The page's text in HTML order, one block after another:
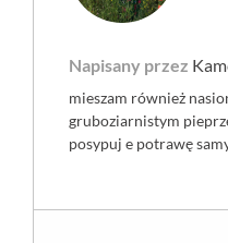
Napisany przez
mieszam również
gruboziarnistym
posypuj e potrawę